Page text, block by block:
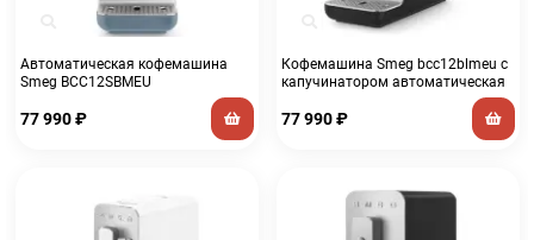
Автоматическая кофемашина
Smeg BCC12SBMEU
77 990₽
Кофемашина Smeg bcc12blmeu с
капучинатором автоматическая
77 990₽